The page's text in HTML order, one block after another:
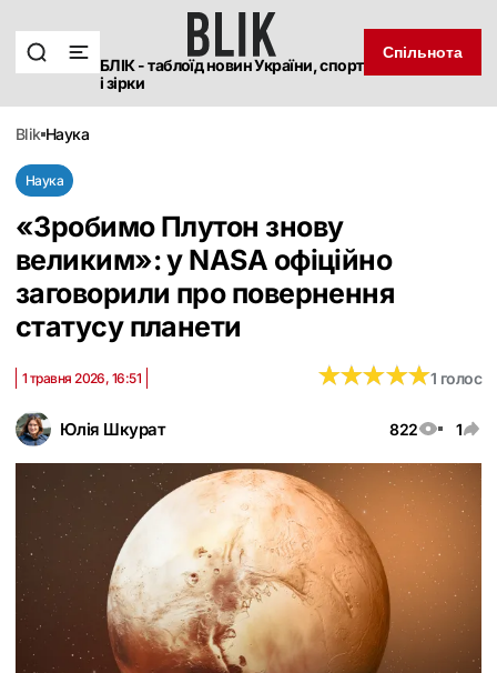
БЛІК - таблоїд новин України, спорт
і зірки
Спільнота
blik наука
Наука
«Зробимо Плутон знову
великим»: у NASA офіційно
заговорили про повернення
статусу планети
Юлія Шкурат 822 1
1 травня 2026, 16:51 ★★★★★
★★★★★1 голос